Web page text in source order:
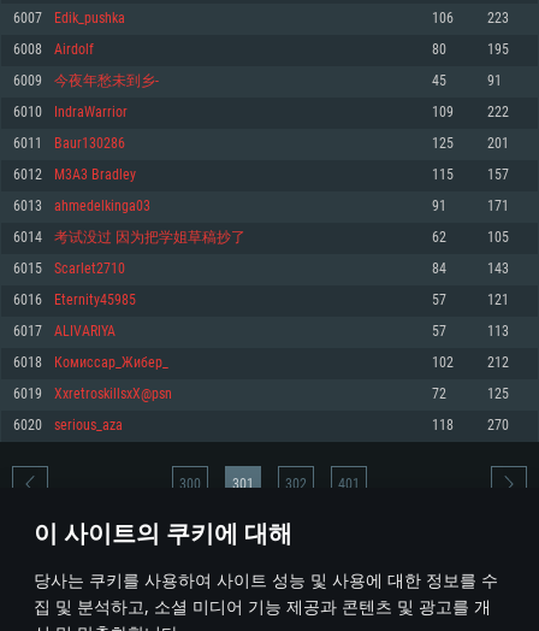
이 사이트의 쿠키에 대해
당사는 쿠키를 사용하여 사이트 성능 및 사용에 대한 정보를 수
집 및 분석하고, 소셜 미디어 기능 제공과 콘텐츠 및 광고를 개
최소사양
운영체제: Windows 10 (64 bit)
프로세서: 2.2 GHz 듀얼코어 이상
메모리: 4GB
그래픽 카드: DirectX 11 이상을 지원하는 AMD Radeon 77XX / NVIDIA
GeForce GT 660. 최소 사양 해상도: 720p
네트워크: 브로드밴드 인터넷
여유 저장 공간: 22.1 GB (최소 클라이언트)
권장 사양
570 혹은 그 이상
여유 저장 공간: 62.2 GB (전체 클라이언트)
최소사양
운영체제: Mac OS Big Sur 11.0
프로세서: 최소 2.2 GHz의 Core i5 (Intel Xeon 은 지원하지 않습니다)
메모리: 6 GB
그래픽 카드: Metal 을 지원하는 Intel Iris Pro 5200 (Mac), 혹은 이와 비슷한 성
능을 가지는 Mac 버전의 AMD/Nvidia. 최소 해상도: 720p
네트워크: 브로드밴드 인터넷
여유 저장 공간: 22.1 GB (최소 클라이언트)
권장 사양
네트워크: 브로드밴드 인터넷
여유 저장 공간: 62.2 GB (전체 클라이언트)
최소사양
운영체제: 64bit Linux 중 최신 버전
프로세서: 2.4 GHz 듀얼코어
메모리: 4 GB
그래픽 카드: Vulkan 을 지원하고, 최신 그래픽 드라이버를 지원하는 NVIDIA
660 (6개월 미만) 혹은 그와 동급의 성능을 가지며 최신 그래픽 드라이버를 지
원하는 AMD (6개월 미만; 최소사양 지원 해상도 720p)
네트워크: 브로드밴드 인터넷
여유 저장 공간: 22.1 GB (최소 클라이언트)
권장 사양
운영체제: Ubuntu 20.04 64bit
프로세서: Intel Core i7
메모리: 16 GB
그래픽 카드: Vulkan 을 지원하고, 최신 그래픽 드라이버를 지원하는 NVIDIA
1060 (6개월 미만) 혹은 그와 동급의 성능을 가지며 최신 그래픽 드라이버를
지원하는 AMD RX 570 (6개월 미만; 최소사양 지원 해상도 720p) 이상
여유 저장 공간: 62.2 GB (전체 클라이언트)
6007 Edik_pushka 106 223
6008 Airdolf 80 195
6009 今夜年愁未到乡- 45 91
6010 IndraWarrior 109 222
6011 Baur130286 125 201
6012 M3A3 Bradley 115 157
6013 ahmedelkinga03 91 171
6014 考试没过 因为把学姐草稿抄了 62 105
6015 Scarlet2710 84 143
6016 Eternity45985 57 121
6017 ALIVARIYA 57 113
6018 Комиссар_Жибер_ 102 212
6019 XxretroskillsxX@psn 72 125
6020 serious_aza 118 270
* 순위표는 매일 1회 갱신됩니다
300 301 302 401